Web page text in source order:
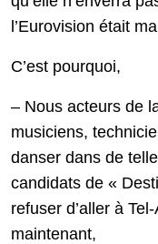
l’Eurovision était
C’est pourquoi,
– Nous acteurs de
musiciens,
danser dans de
candidats de «
refuser d’aller à
maintenant,